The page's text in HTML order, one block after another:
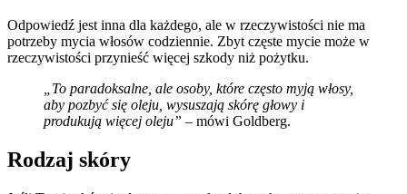
Odpowiedź jest inna dla każdego, ale w rzeczywistości nie ma
potrzeby mycia włosów codziennie. Zbyt częste mycie może w
rzeczywistości przynieść więcej szkody niż pożytku.
„To paradoksalne, ale osoby, które często myją włosy,
aby pozbyć się oleju, wysuszają skórę głowy i
produkują więcej oleju” – mówi Goldberg.
Rodzaj skóry